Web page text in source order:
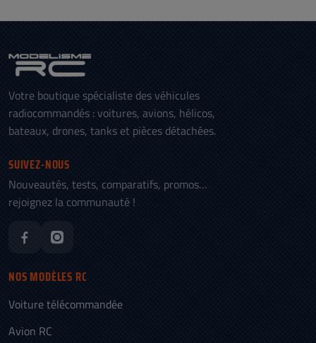
Votre boutique spécialiste des véhicules
radiocommandés : voitures, avions, hélicos,
bateaux, drones, tanks et pièces détachées.
SUIVEZ-NOUS
Nouveautés, tests, comparatifs, promos…
rejoignez la communauté !
NOS MODÈLES RC
Voiture télécommandée
Avion RC